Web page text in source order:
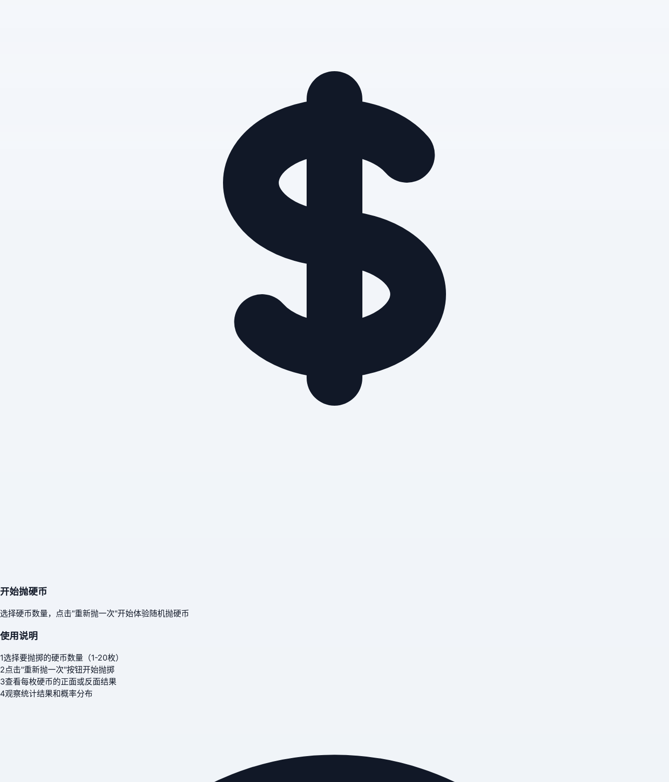
开始抛硬币
选择硬币数量，点击"重新抛一次"开始体验随机抛硬币
使用说明
1选择要抛掷的硬币数量（1-20枚）
2点击"重新抛一次"按钮开始抛掷
3查看每枚硬币的正面或反面结果
4观察统计结果和概率分布